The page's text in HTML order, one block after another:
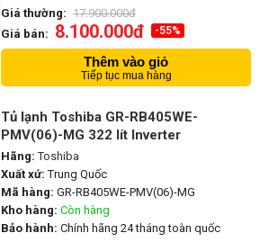
Giá thường: 17.900.000đ
Giá bán: 8.100.000đ -55%
Thêm vào giỏ
Tiếp tục mua hàng
Tủ lạnh Toshiba GR-RB405WE-
PMV(06)-MG 322 lít Inverter
Hãng: Toshiba
Xuất xứ: Trung Quốc
Mã hàng: GR-RB405WE-PMV(06)-MG
Kho hàng: Còn hàng
Bảo hành: Chính hãng 24 tháng toàn quốc